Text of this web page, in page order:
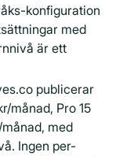
konfiguration
med
är ett
publicerar
månad, Pro 15
med
Ingen per-